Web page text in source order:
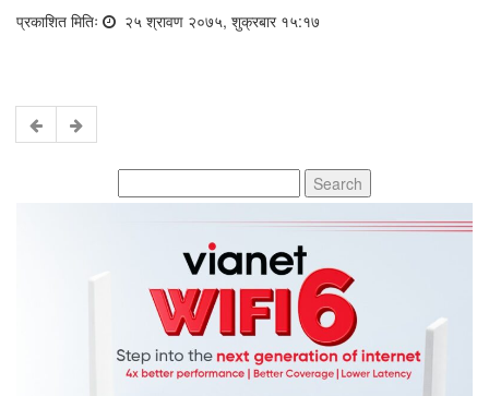
प्रकाशित मितिः २५ श्रावण २०७५, शुक्रबार १५:१७
for: